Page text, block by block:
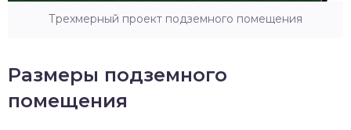
Трехмерный проект подземного помещения
Размеры подземного
помещения